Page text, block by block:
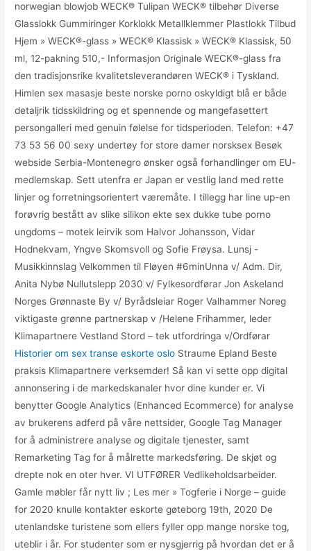
norwegian blowjob WECK® Tulipan WECK® tilbehør Diverse
Glasslokk Gummiringer Korklokk Metallklemmer Plastlokk Tilbud
Hjem » WECK®-glass » WECK® Klassisk » WECK® Klassisk, 50
ml, 12-pakning 510,- Informasjon Originale WECK®-glass fra
den tradisjonsrike kvalitetsleverandøren WECK® i Tyskland.
Himlen sex masasje beste norske porno oskyldigt blå er både
detaljrik tidsskildring og et spennende og mangefasettert
persongalleri med genuin følelse for tidsperioden. Telefon: +47
73 53 56 00 sexy undertøy for store damer norsksex Besøk
webside Serbia-Montenegro ønsker også forhandlinger om EU-
medlemskap. Sett utenfra er Japan er vestlig land med rette
linjer og forretningsorientert væremåte. I tillegg har line up-en
forøvrig bestått av slike silikon ekte sex dukke tube porno
ungdoms – motek leirvik som Halvor Johansson, Vidar
Hodnekvam, Yngve Skomsvoll og Sofie Frøysa. Lunsj -
Musikkinnslag Velkommen til Fløyen #6minUnna v/ Adm. Dir,
Anita Nybø Nullutslepp 2030 v/ Fylkesordførar Jon Askeland
Norges Grønnaste By v/ Byrådsleiar Roger Valhammer Noreg
viktigaste grønne partnerskap v /Helene Frihammer, leder
Klimapartnere Vestland Stord – tek utfordringa v/Ordførar
Historier om sex transe eskorte oslo Straume Epland Beste
praksis Klimapartnere verksemder! Så kan vi sette opp digital
annonsering i de markedskanaler hvor dine kunder er. Vi
benytter Google Analytics (Enhanced Ecommerce) for analyse
av brukerens adferd på våre nettsider, Google Tag Manager
for å administrere analyse og digitale tjenester, samt
Remarketing Tag for å målrette markedsføring. De skjøt og
drepte nok en oter hver. VI UTFØRER Vedlikeholdsarbeider.
Gamle møbler får nytt liv ; Les mer » Togferie i Norge – guide
for 2020 knulle kontakter eskorte gøteborg 19th, 2020 De
utenlandske turistene som ellers fyller opp mange norske tog,
uteblir i år. For studenter som er nysgjerrig på hvordan det er å